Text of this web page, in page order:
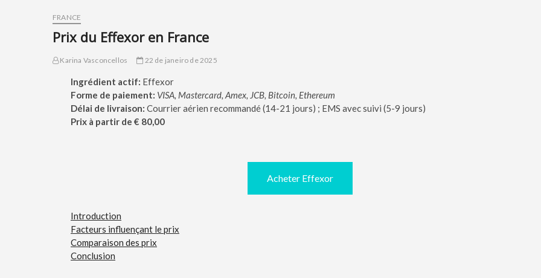
FRANCE
Prix du Effexor en France
Karina Vasconcellos 22 de janeiro de 2025
Ingrédient actif: Effexor
Forme de paiement: VISA, Mastercard, Amex, JCB, Bitcoin, Ethereum
Délai de livraison: Courrier aérien recommandé (14-21 jours) ; EMS avec suivi (5-9 jours)
Prix à partir de € 80,00
Acheter Effexor
Introduction
Facteurs influençant le prix
Comparaison des prix
Conclusion